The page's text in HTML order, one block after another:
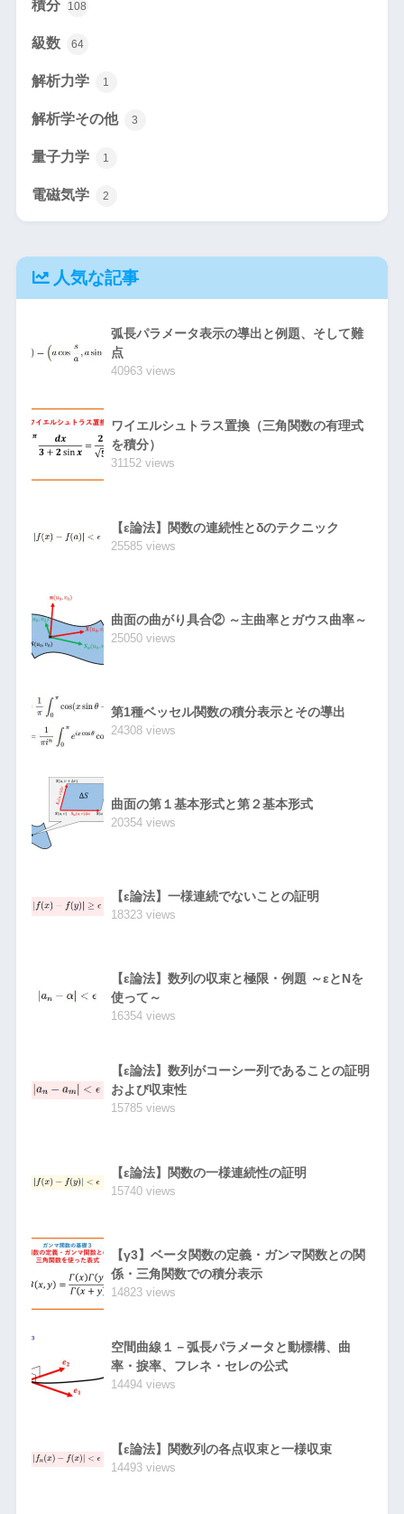
積分 108
級数 64
解析力学 1
解析学その他 3
量子力学 1
電磁気学 2
人気な記事
弧長パラメータ表示の導出と例題、そして難
点
40963 views
ワイエルシュトラス置換（三角関数の有理式
を積分）
31152 views
【ε論法】関数の連続性とδのテクニック
25585 views
曲面の曲がり具合② ～主曲率とガウス曲率～
25050 views
第1種ベッセル関数の積分表示とその導出
24308 views
曲面の第１基本形式と第２基本形式
20354 views
【ε論法】一様連続でないことの証明
18323 views
【ε論法】数列の収束と極限・例題 ～εとNを
使って～
16354 views
【ε論法】数列がコーシー列であることの証明
および収束性
15785 views
【ε論法】関数の一様連続性の証明
15740 views
【γ3】ベータ関数の定義・ガンマ関数との関
係・三角関数での積分表示
14823 views
空間曲線１－弧長パラメータと動標構、曲
率・捩率、フレネ・セレの公式
14494 views
【ε論法】関数列の各点収束と一様収束
14493 views